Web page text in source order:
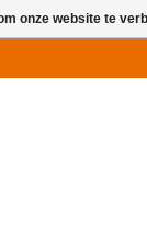
onze website te